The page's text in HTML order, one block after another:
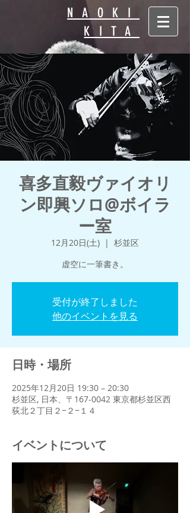
NAOKI
KITA
喜多直毅ヴァイオリ
ン即興ソロ@ボイラ
ー室
12月20日(土)
  |
杉並区
虚空に一筆書き。
受付が終了しました
他のイベントを見る
日時・場所
2025年12月20日 19:30 – 20:30
杉並区, 日本、〒167-0042 東京都杉並区西
荻北２丁目２−２−１４
イベントについて